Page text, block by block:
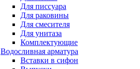
Для писсуара
Для раковины
Для смесителя
Для унитаза
Комплектующие
Водосливная арматура
Вставки в сифон